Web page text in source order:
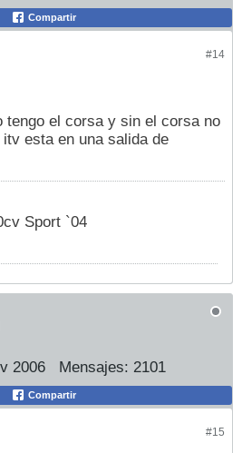
Compartir
#14
tengo el corsa y sin el corsa no
esta en una salida de
Sport `04
2006 Mensajes: 2101
Compartir
#15